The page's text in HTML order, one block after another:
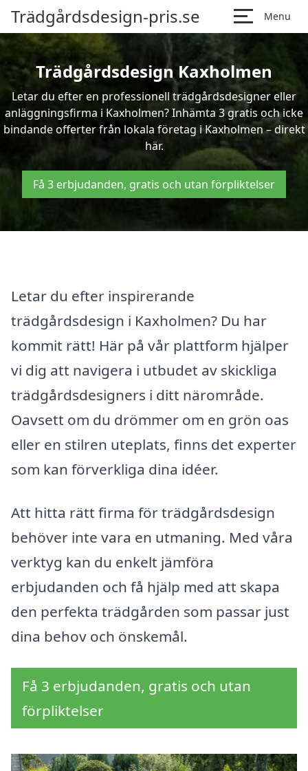
Trädgårdsdesign-pris.se Menu
Trädgårdsdesign Kaxholmen
Letar du efter en professionell trädgårdsdesigner eller
anläggningsfirma i Kaxholmen? Inhämta 3 gratis och icke
bindande offerter från lokala företag i Kaxholmen – direkt
här.
Få 3 erbjudanden, gratis och utan förpliktelser
Letar du efter inspirerande
trädgårdsdesign i Kaxholmen? Du har
kommit rätt! Här på vår plattform hjälper
vi dig att navigera i utbudet av skickliga
trädgårdsdesigners i ditt närområde.
Oavsett om du drömmer om en grön oas
eller en stilren uteplats, finns det experter
som kan förverkliga dina idéer.
Att hitta rätt firma för trädgårdsdesign
behöver inte vara en utmaning. Med våra
verktyg kan du enkelt jämföra
erbjudanden och få hjälp med att skapa
den perfekta trädgården som passar just
dina behov och önskemål.
Få 3 erbjudanden, gratis och utan
förpliktelser